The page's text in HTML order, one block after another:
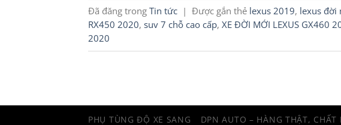
Đã đăng trong Tin tức | Được gắn thẻ lexus 2019, lexus đời
RX450 2020, suv 7 chỗ cao cấp, XE ĐỜI MỚI LEXUS GX460
2020
PHỤ TÙNG ĐỘ XE SANG DPN AUTO – HÀNG THẬT, CHẤT